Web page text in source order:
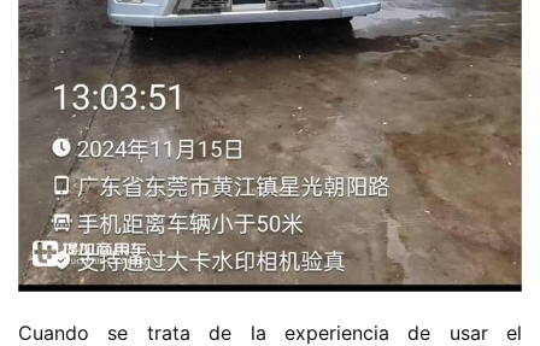
Cuando se trata de la experiencia de usar el